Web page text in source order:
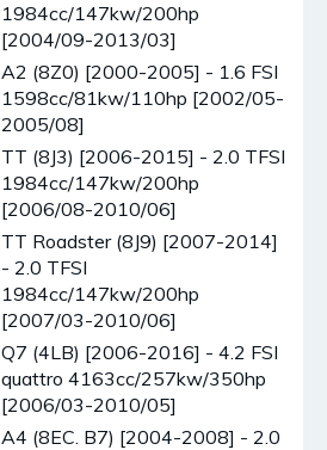
1984cc/147kw/200hp
[2004/09-2013/03]
A2 (8Z0) [2000-2005] - 1.6 FSI
1598cc/81kw/110hp [2002/05-
2005/08]
TT (8J3) [2006-2015] - 2.0 TFSI
1984cc/147kw/200hp
[2006/08-2010/06]
TT Roadster (8J9) [2007-2014]
- 2.0 TFSI
1984cc/147kw/200hp
[2007/03-2010/06]
Q7 (4LB) [2006-2016] - 4.2 FSI
quattro 4163cc/257kw/350hp
[2006/03-2010/05]
A4 (8EC. B7) [2004-2008] - 2.0